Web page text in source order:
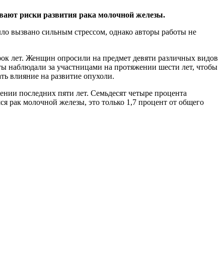
риски развития рака молочной железы.
вызвано сильным стрессом, однако авторы работы не
лет. Женщин опросили на предмет девяти различных видов
наблюдали за участницами на протяжении шести лет, чтобы
влияние на развитие опухоли.
последних пяти лет. Семьдесят четыре процента
молочной железы, это только 1,7 процент от общего